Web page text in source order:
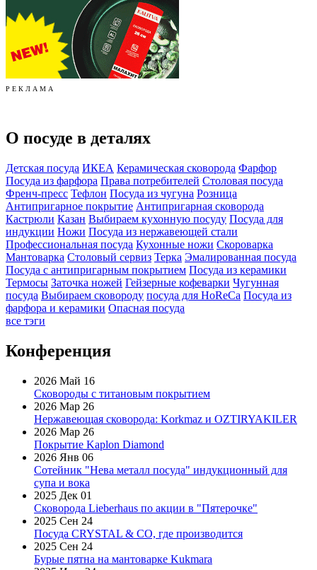
Р Е К Л А М А
О посуде в деталях
Детская посуда ИКЕА Керамическая сковорода Фарфор
Посуда из фарфора Права потребителей Столовая посуда
Френч-пресс Тефлон Посуда из чугуна Розница
Антипригарное покрытие Антипригарная сковорода
Кастрюли Казан Выбираем кухонную посуду Посуда для
индукции Ножи Посуда из нержавеющей стали
Профессиональная посуда Кухонные ножи Скороварка
Мантоварка Столовый сервиз Терка Эмалированная посуда
Посуда с антипригарным покрытием Посуда из керамики
Термосы Заточка ножей Гейзерные кофеварки Чугунная
посуда Выбираем сковороду посуда для HoReCa Посуда из
фарфора и керамики Опасная посуда
все тэги
Конференция
2026 Май 16
Сковороды с титановым покрытием
2026 Мар 26
Нержавеющая сковорода: Korkmaz и OZTIRYAKILER
2026 Мар 26
Покрытие Kaplon Diamond
2026 Янв 06
Сотейник "Нева металл посуда" индукционный для
супа и вока
2025 Дек 01
Сковорода Lieberhaus по акции в "Пятерочке"
2025 Сен 24
Посуда CRYSTAL & CO, где производится
2025 Сен 24
Бурые пятна на мантоварке Kukmara